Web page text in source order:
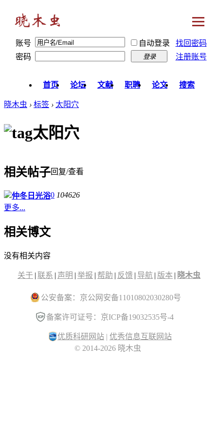
账号 自动登录
找回密码
密码
登录 注册账号
首页 论坛 文献 职聘 论文 搜索
晓木虫 › 标签 › 太阳穴
太阳穴
相关帖子回复/查看
仲冬日光浴0 104626
更多...
相关博文
没有相关内容
关于 | 联系 | 声明 | 举报 | 帮助 | 反馈 | 导航 | 版本 | 晓木虫
公安备案：京公网安备11010802030280号
备案许可证号：京ICP备19032535号-4
优质科研网站 | 优秀信息互联网站
© 2014-2026 晓木虫